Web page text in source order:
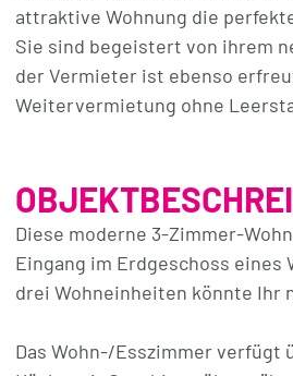
attraktive Wohnung die
Sie sind begeistert von ihrem
der Vermieter ist ebenso
Weitervermietung ohne
Diese moderne 3-Zimmer-
Eingang im Erdgeschoss eines
drei Wohneinheiten könnte Ihr
Das Wohn-/Esszimmer verfügt